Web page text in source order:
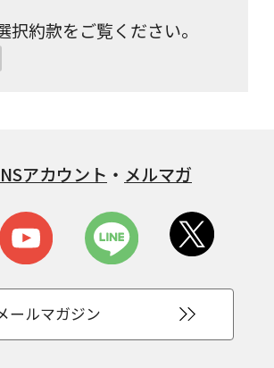
択約款をご覧ください。
アカウント ・ メルマガ
ールマガジン